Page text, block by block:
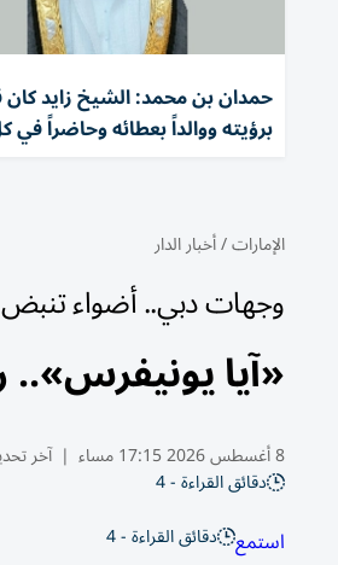
حمدان بن محمد: الشيخ زايد كان
برؤيته ووالداً بعطائه وحاضراً في
الإمارات/أخبار الدار
وجهات دبي.. أضواء تنبض
«آيا يونيفرس»..
8 أغسطس 2026 17:15 مساء | آخر
دقائق القراءة - 4
استمع دقائق القراءة - 4